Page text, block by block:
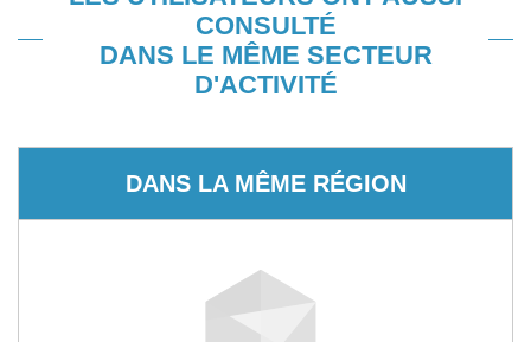
CONSULTÉ
DANS LE MÊME SECTEUR
D'ACTIVITÉ
DANS LA MÊME RÉGION